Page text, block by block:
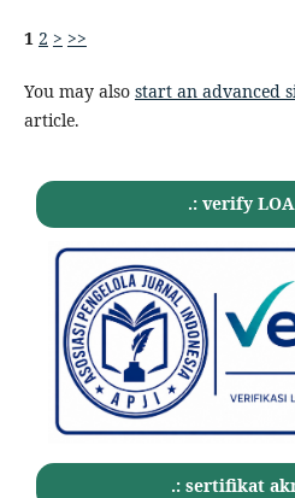
1 2 > >>
You may also start an advanced
article.
.: verify
.: sertifikat